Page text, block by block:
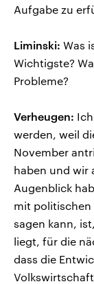
Aufgabe zu
Liminski: Was
Wichtigste?
Probleme?
Verheugen:
werden, weil
November
haben und wir
Augenblick
mit politischen
sagen kann,
liegt, für die
dass die